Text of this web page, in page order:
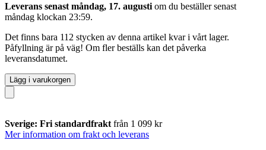
Leverans senast måndag, 17. augusti om du beställer senast
måndag klockan 23:59.
Det finns bara 112 stycken av denna artikel kvar i vårt lager.
Påfyllning är på väg! Om fler beställs kan det påverka
leveransdatumet.
Lägg i varukorgen
Sverige: Fri standardfrakt från 1 099 kr
Mer information om frakt och leverans